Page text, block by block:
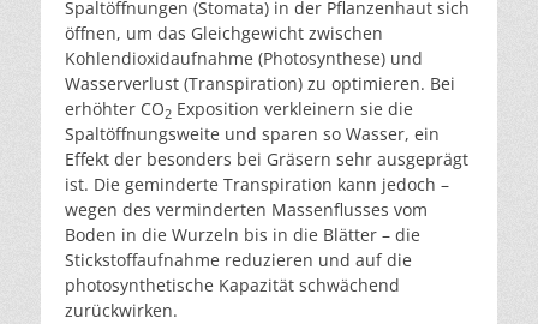
Spaltöffnungen (Stomata) in der Pflanzenhaut sich
öffnen, um das Gleichgewicht zwischen
Kohlendioxidaufnahme (Photosynthese) und
Wasserverlust (Transpiration) zu optimieren. Bei
erhöhter CO2 Exposition verkleinern sie die
Spaltöffnungsweite und sparen so Wasser, ein
Effekt der besonders bei Gräsern sehr ausgeprägt
ist. Die geminderte Transpiration kann jedoch –
wegen des verminderten Massenflusses vom
Boden in die Wurzeln bis in die Blätter – die
Stickstoffaufnahme reduzieren und auf die
photosynthetische Kapazität schwächend
zurückwirken.